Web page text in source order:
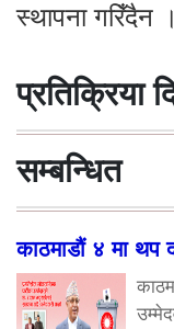
स्थापना गरिँदैन ।
प्रतिक्रिया
सम्बन्धित
काठमाडौं ४ मा थप